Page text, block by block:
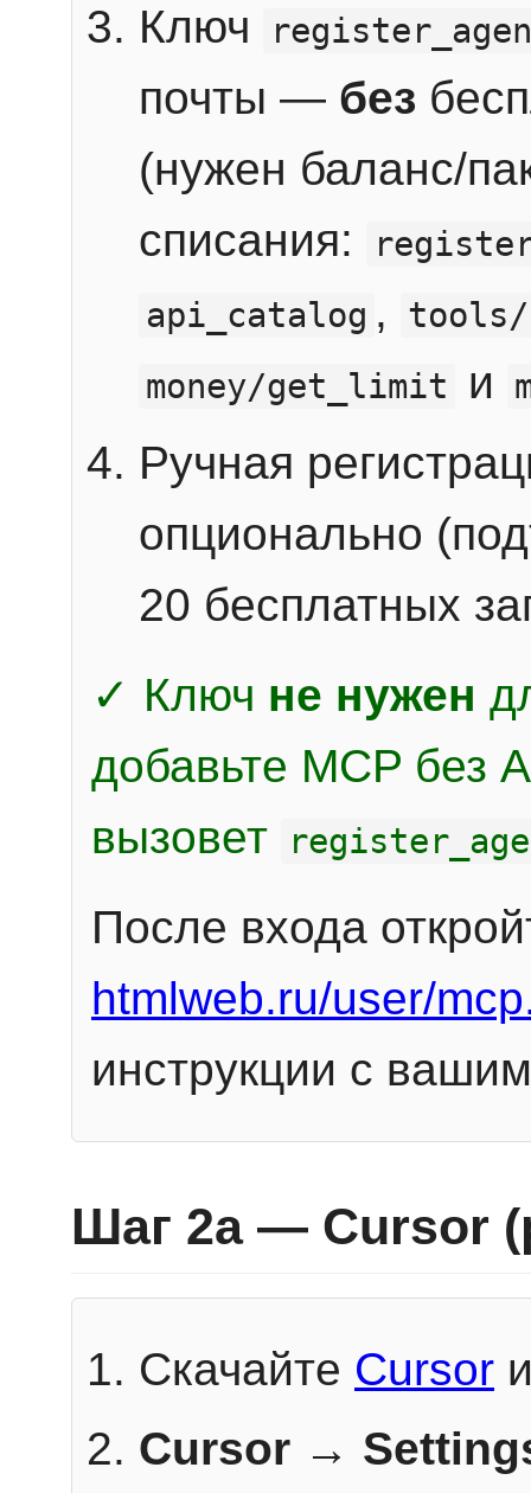
Ключ
почты — без
(нужен баланс/
списания:
api_catalog ,
money/get_limit
и
Ручная
опционально
20 бесплатных
✓ Ключ не нужен
добавьте MCP без
вызовет
После входа
htmlweb.ru/user/
инструкции с
Шаг 2a — Cursor
Скачайте Cursor
Cursor →